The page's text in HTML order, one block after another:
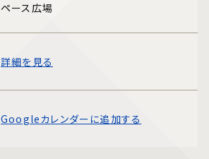
ペース広場
詳細を見る
Googleカレンダーに追加する